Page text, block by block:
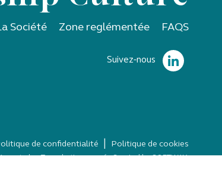
Société Zone reglémentée FAQS
Suivez-nous
de confidentialité Politique de cookies
Tous droits reservés Created bySOFTWAY.